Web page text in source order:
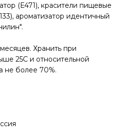
(Е471), красители пищевые
ароматизатор идентичный
Хранить при
25С и относительной
не более 70%.